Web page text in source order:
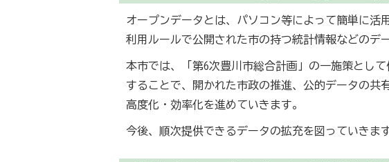
オープンデータとは、パソコン等によって簡単に活
利用ルールで公開された市の持つ統計情報などのデ
本市では、「第6次豊川市総合計画」の一施策とし
することで、開かれた市政の推進、公的データの共
高度化・効率化を進めていきます。
今後、順次提供できるデータの拡充を図っていきます